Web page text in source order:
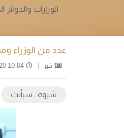
الوزارات والدوائر
عدد من الوزراء
خبر 10-04
شبوة ـ سبأنت